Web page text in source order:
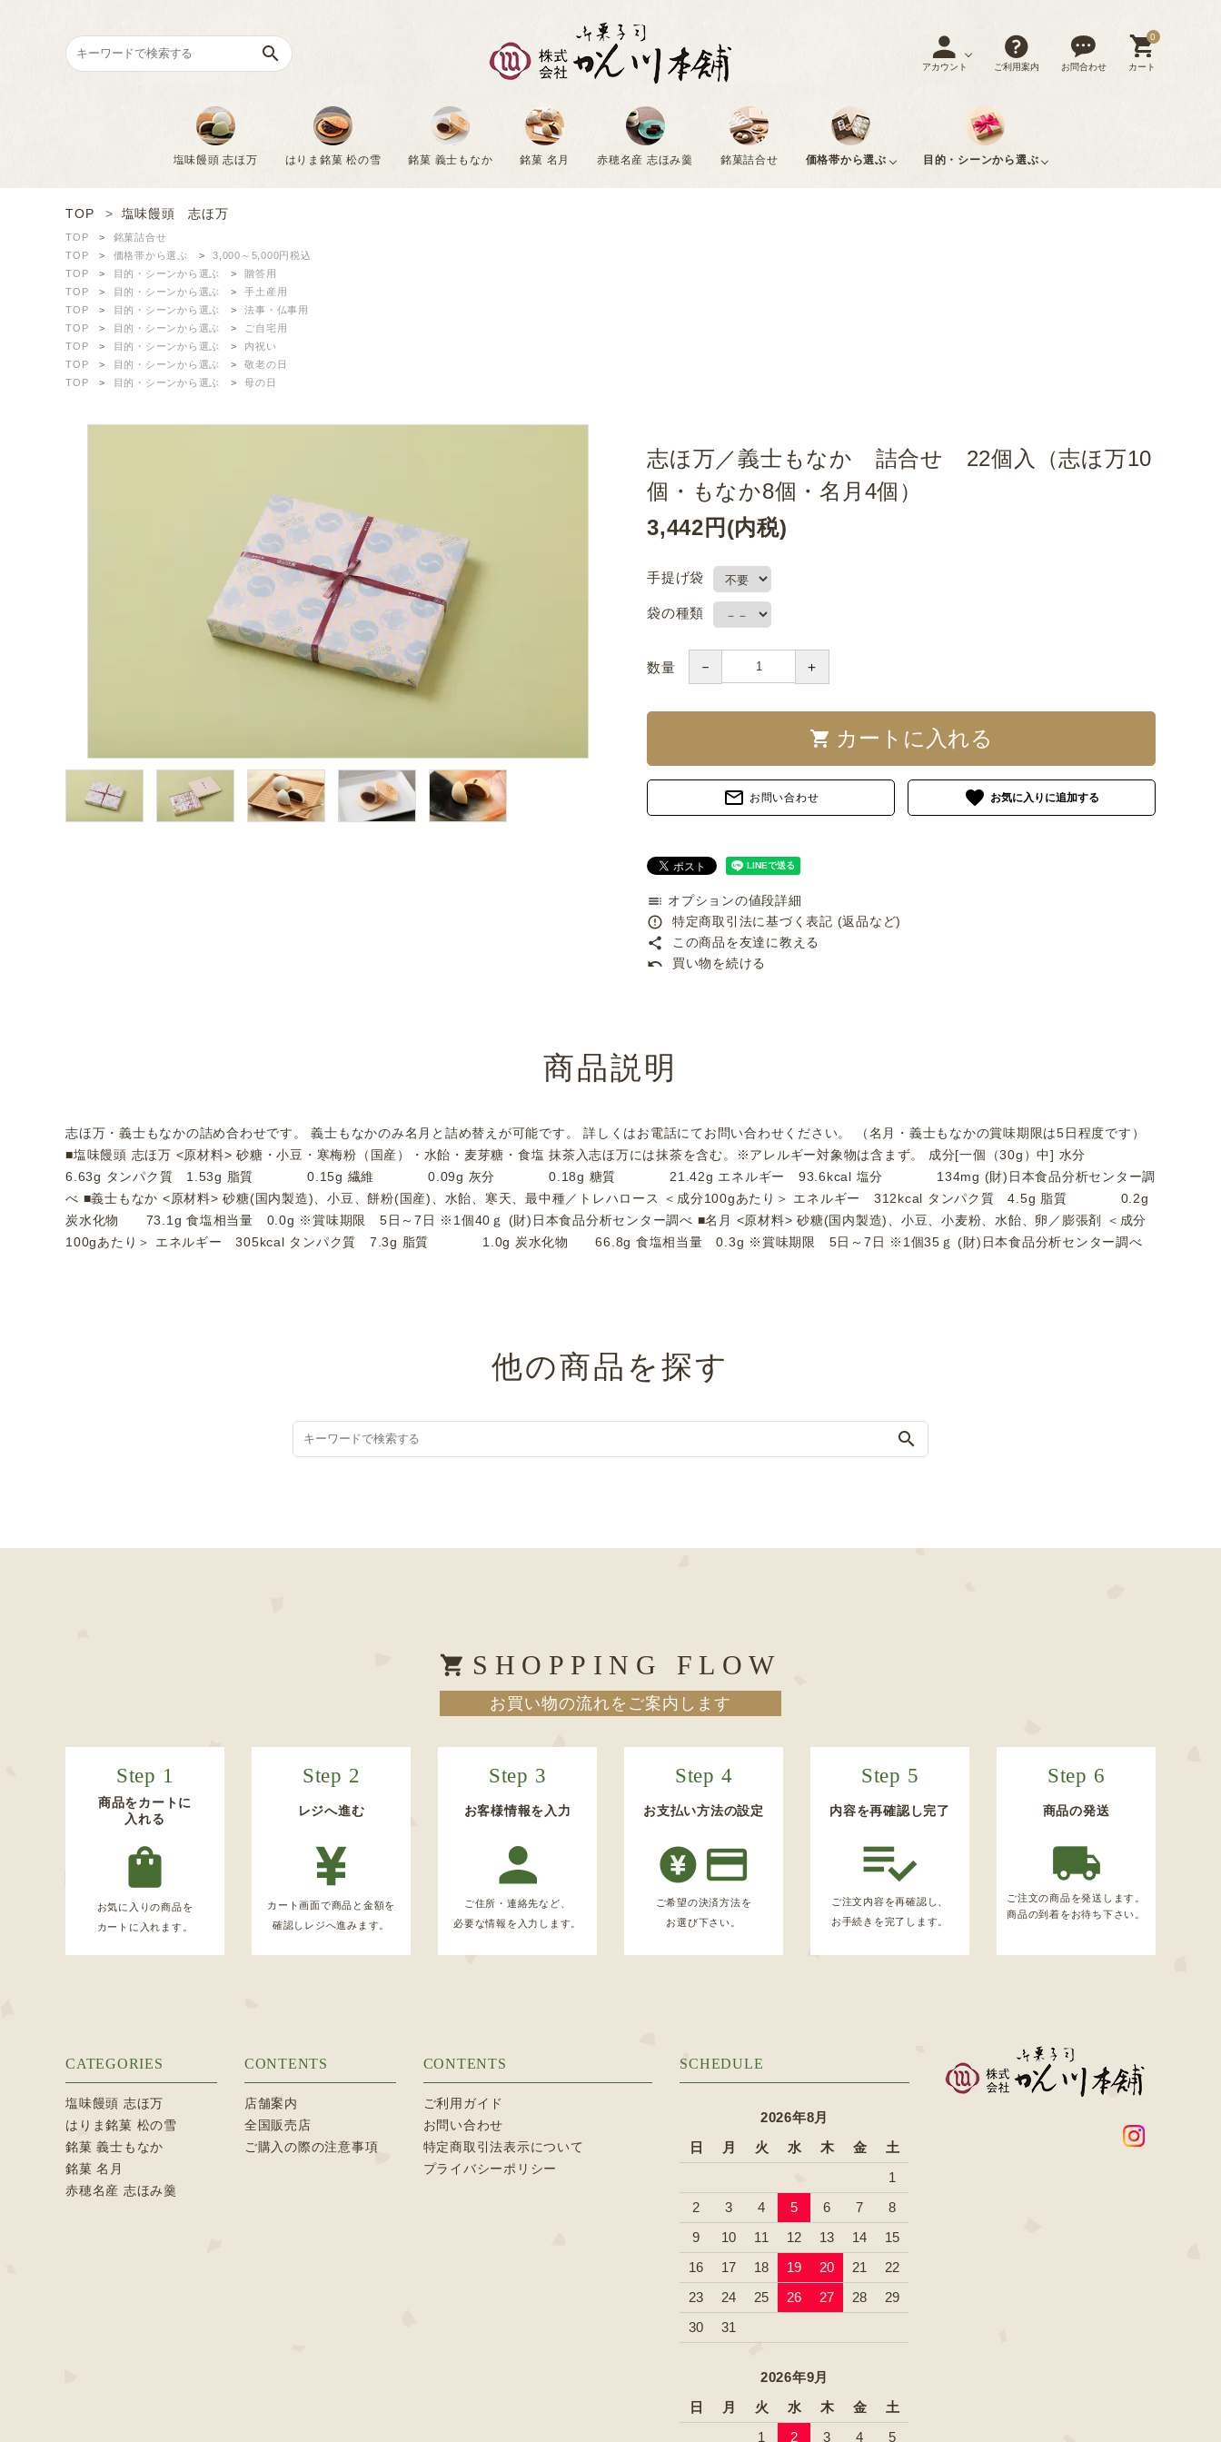
search
アカウント ご利用案内 お問合わせ
0
カート
塩味饅頭 志ほ万 はりま銘菓 松の雪 銘菓 義士もなか 銘菓 名月 赤穂名産 志ほみ羹 銘菓詰合せ 価格帯から選ぶ 目的・シーンから選ぶ
日
search
塩味饅頭 志ほ万
はりま銘菓 松の雪
銘菓 義士もなか
TOP 塩味饅頭 志ほ万
TOP
銘菓詰合せ
TOP
価格帯から選ぶ
3,000～5,000円税込
TOP
目的・シーンから選ぶ
贈答用
TOP
目的・シーンから選ぶ
手土産用
TOP
目的・シーンから選ぶ
法事・仏事用
TOP
目的・シーンから選ぶ
ご自宅用
TOP
目的・シーンから選ぶ
内祝い
TOP
目的・シーンから選ぶ
敬老の日
TOP
目的・シーンから選ぶ 母の日
志ほ万／義士もなか 詰合せ 22個入（志ほ万10
個・もなか8個・名月4個）
3,442円(内税)
手提げ袋
袋の種類
数量 － ＋
shopping_cart カートに入れる
mail_outline お問い合わせ favorite
toc オプションの値段詳細
error_outline 特定商取引法に基づく表記 (返品など)
share この商品を友達に教える
undo 買い物を続ける
商品説明
志ほ万・義士もなかの詰め合わせです。 義士もなかのみ名月と詰め替えが可能です。 詳しくはお電話にてお問い合わせください。 （名月・義士もなかの賞味期限は5日程度です）
■塩味饅頭 志ほ万 <原材料> 砂糖・小豆・寒梅粉（国産）・水飴・麦芽糖・食塩 抹茶入志ほ万には抹茶を含む。※アレルギー対象物は含まず。 成分[一個（30g）中] 水分
6.63g タンパク質 1.53g 脂質 0.15g 繊維 0.09g 灰分 0.18g 糖質 21.42g エネルギー 93.6kcal 塩分 134mg (財)日本食品分析センター調
べ ■義士もなか <原材料> 砂糖(国内製造)、小豆、餅粉(国産)、水飴、寒天、最中種／トレハロース ＜成分100gあたり＞ エネルギー 312kcal タンパク質 4.5g 脂質 0.2g
炭水化物 73.1g 食塩相当量 0.0g ※賞味期限 5日～7日 ※1個40ｇ (財)日本食品分析センター調べ ■名月 <原材料> 砂糖(国内製造)、小豆、小麦粉、水飴、卵／膨張剤 ＜成分
100gあたり＞ エネルギー 305kcal タンパク質 7.3g 脂質 1.0g 炭水化物 66.8g 食塩相当量 0.3g ※賞味期限 5日～7日 ※1個35ｇ (財)日本食品分析センター調べ
他の商品を探す
search
SHOPPING FLOW
お買い物の流れをご案内します
Step 1
商品をカートに
入れる
お気に入りの商品を
カートに入れます。
Step 2
レジへ進む
カート画面で商品と金額を
確認しレジへ進みます。
Step 3
お客様情報を入力
ご住所・連絡先など、
必要な情報を入力します。
Step 4
お支払い方法の設定
ご希望の決済方法を
お選び下さい。
Step 5
内容を再確認し完了
ご注文内容を再確認し、
お手続きを完了します。
Step 6
商品の発送
ご注文の商品を発送します。
商品の到着をお待ち下さい。
CATEGORIES
塩味饅頭 志ほ万
はりま銘菓 松の雪
銘菓 義士もなか
銘菓 名月
赤穂名産 志ほみ羹
CONTENTS
店舗案内
全国販売店
ご購入の際の注意事項
CONTENTS
ご利用ガイド
お問い合わせ
特定商取引法表示について
プライバシーポリシー
SCHEDULE
2026年8月
日
月 火 水 木 金
土
1
2
3 4 5 6 7
8
9
10 11 12 13 14
15
16
17 18 19 20 21
22
23
24 25 26 27 28
29
30
31
2026年9月
日
月 火 水 木 金
土
1
2 3 4 5